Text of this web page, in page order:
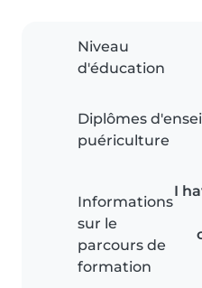
Niveau
d'éducation
Diplômes
puériculture
Informations
sur le
parcours de
formation
I